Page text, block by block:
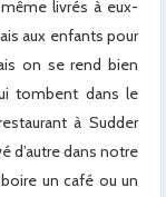
livrés à eux-
aux enfants pour
on se rend bien
tombent dans le
à Sudder
d’autre dans notre
un café ou un